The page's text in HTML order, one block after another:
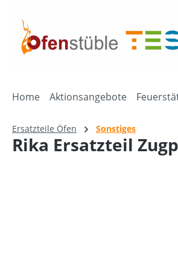
Home Aktionsangebote
Ersatzteile Öfen Sonstiges
Rika Ersatzteil